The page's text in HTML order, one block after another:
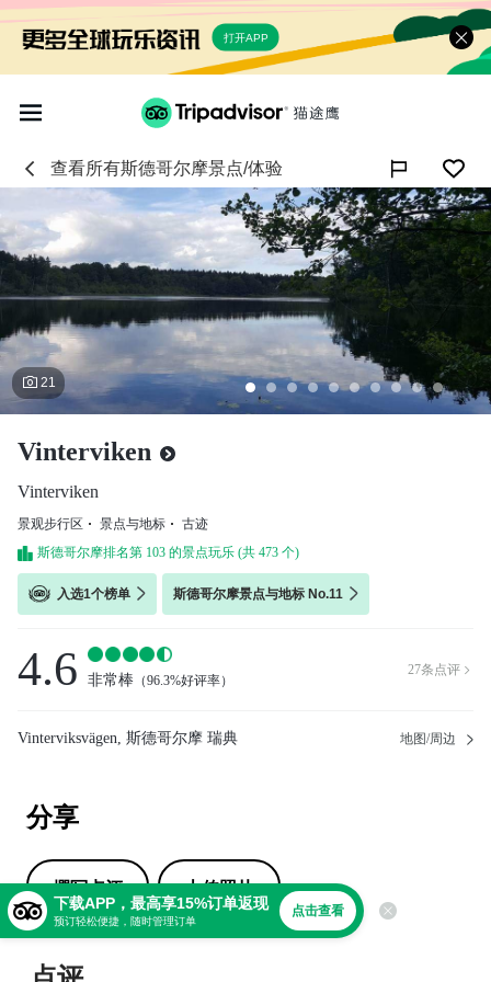
打开APP
查看所有斯德哥尔摩景点/体验
 21
Vinterviken
Vinterviken
景观步行区 景点与地标
古迹
斯德哥尔摩排名第 103 的景点玩乐 (共 473 个)
入选1个榜单 斯德哥尔摩景点与地标 No.11
4.6 非常棒 （96.3%好评率）
27条点评 
Vinterviksvägen, 斯德哥尔摩 瑞典 地图/周边
分享
撰写点评 上传照片
下载APP，最高享15%订单返现
预订轻松便捷，随时管理订单
点击查看